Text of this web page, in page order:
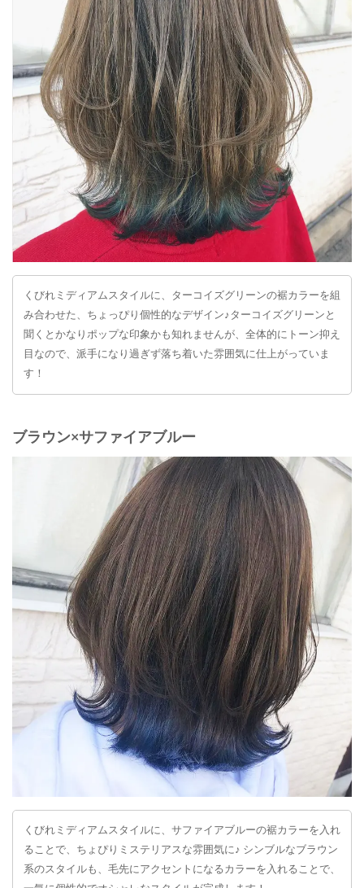
くびれミディアムスタイルに、ターコイズグリーンの裾カラーを組
み合わせた、ちょっぴり個性的なデザイン♪ターコイズグリーンと
聞くとかなりポップな印象かも知れませんが、全体的にトーン抑え
目なので、派手になり過ぎず落ち着いた雰囲気に仕上がっていま
す！
ブラウン×サファイアブルー
くびれミディアムスタイルに、サファイアブルーの裾カラーを入れ
ることで、ちょぴりミステリアスな雰囲気に♪ シンブルなブラウン
系のスタイルも、毛先にアクセントになるカラーを入れることで、